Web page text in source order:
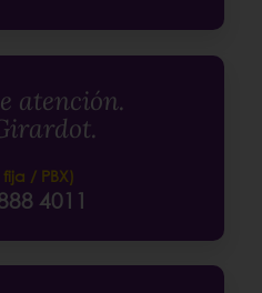
atención.
/ PBX)
4011